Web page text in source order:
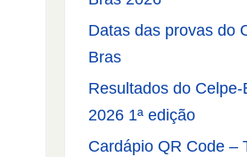
Datas das provas do
Bras
Resultados do Celpe-
2026 1ª edição
Cardápio QR Code –